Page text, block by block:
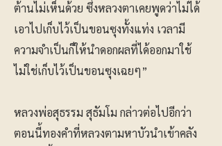
ต้านไม่เห็นด้วย ซึ่งหลวงตาเคยพูดว่าไม่ได้
เอาไปเก็บไว้เป็นขอนซุงทั้งแท่ง เวลามี
ความจำเป็นก็ให้นำดอกผลที่ได้ออกมาใช้
ไม่ใช่เก็บไว้เป็นขอนซุงเฉยๆ”
หลวงพ่อสุธรรม สุธัมโม กล่าวต่อไปอีกว่า
ตอนนี้ทองคำที่หลวงตามหาบัวนำเข้าคลัง